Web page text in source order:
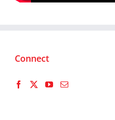
Connect